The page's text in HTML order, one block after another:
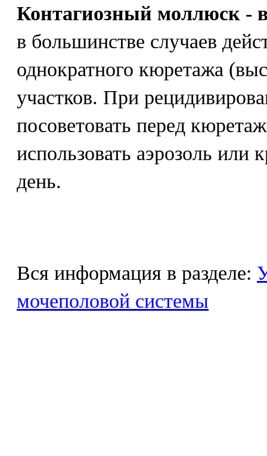
Контагиозный моллюск -
в большинстве случаев
однократного кюретажа
участков. При
посоветовать перед
использовать аэрозоль или
день.
Вся информация в разделе:
мочеполовой системы